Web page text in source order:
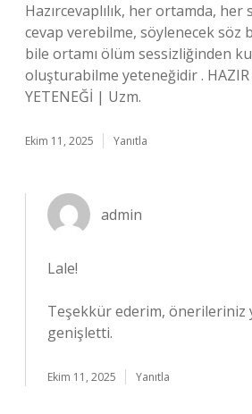
Hazırcevaplılık, her ortamda, her
cevap verebilme, söylenecek söz
bile ortamı ölüm sessizliğinden
oluşturabilme yeteneğidir . HAZIR
YETENEĞİ | Uzm.
Ekim 11, 2025 Yanıtla
admin
Lale!
Teşekkür ederim, önerileriniz
genişletti.
Ekim 11, 2025 Yanıtla